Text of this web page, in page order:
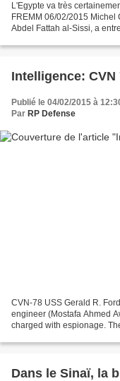
L'Egypte va très
FREMM 06/02/2015
Abdel Fattah al-Sissi, a
Intelligence:
Publié le 04/02/2015 à
Par RP Defense
CVN-78 USS Gerald R.
engineer (Mostafa Ahmed
charged with espionage.
Dans le Sinaï, la